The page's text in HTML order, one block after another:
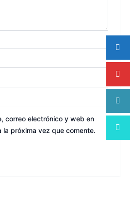
correo electrónico y web en
próxima vez que comente.